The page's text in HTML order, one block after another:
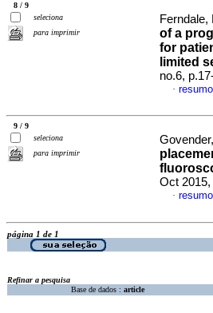
8 / 9
seleciona
para imprimir
of a
for
limited
no.6,
·
9 / 9
seleciona
para imprimir
Oct 2015,
·
página 1 de 1
Refinar a pesquisa
Base de dados : article